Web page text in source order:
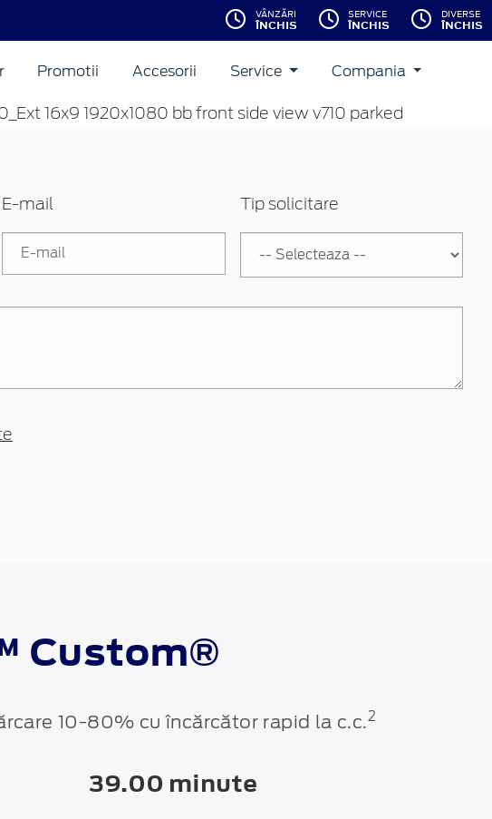
VÂNZĂRI
ÎNCHIS
SERVICE
ÎNCHIS
DIVERSE
ÎNCHIS
Promotii Accesorii Service Compania
E-mail Tip solicitare
Custom®
10-80% cu încărcător rapid la c.c.2
39.00 minute